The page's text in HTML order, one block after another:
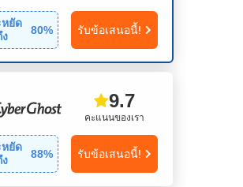
ยัด
ง
80% รับข้อเสนอนี้!
คะแนนของเรา
9.7
ยัด
ง
88% รับข้อเสนอนี้!